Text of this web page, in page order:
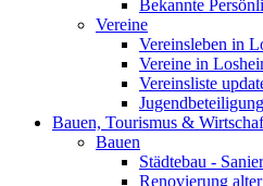
Bekannte
Vereine
Vereinsleben in
Vereine in
Vereinsliste
Jugendbeteiligung
Bauen, Tourismus &
Bauen
Städtebau -
Renovierung